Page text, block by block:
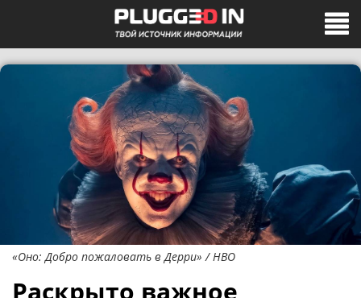
«Оно: Добро пожаловать в Дерри» / HBO
Раскрыто важное